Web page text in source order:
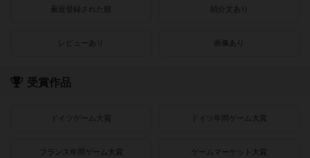
最近登録された順 紹介文あり
レビューあり 画像あり
受賞作品
ドイツゲーム大賞 ドイツ年間ゲーム大賞
フランス年間ゲーム大賞 ゲームマーケット大賞